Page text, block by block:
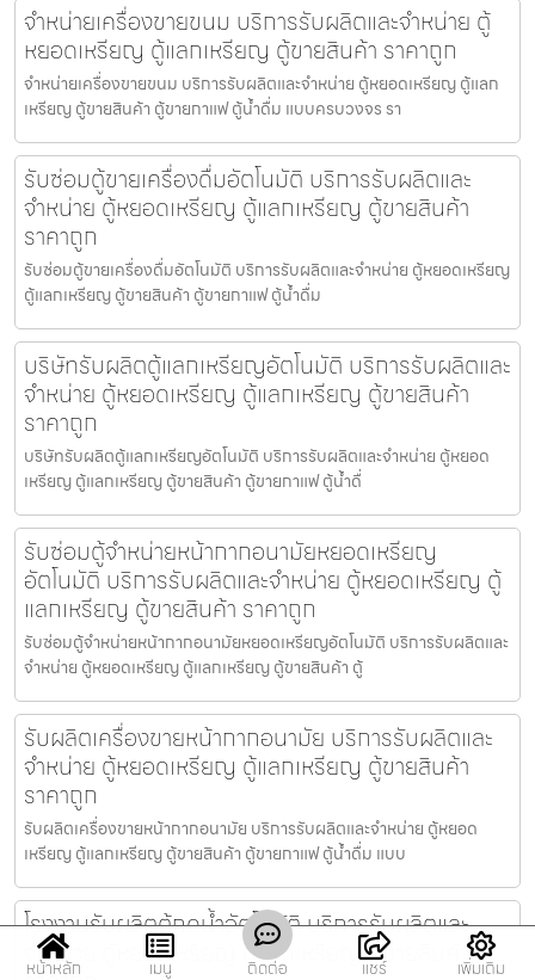
จำหน่ายเครื่องขายขนม บริการรับผลิตและจำหน่าย ตู้
หยอดเหรียญ ตู้แลกเหรียญ ตู้ขายสินค้า ราคาถูก
จำหน่ายเครื่องขายขนม บริการรับผลิตและจำหน่าย ตู้หยอดเหรียญ ตู้แลก
เหรียญ ตู้ขายสินค้า ตู้ขายกาแฟ ตู้น้ำดื่ม แบบครบวงจร รา
รับซ่อมตู้ขายเครื่องดื่ม​อัตโนมัติ บริการรับผลิตและ
จำหน่าย ตู้หยอดเหรียญ ตู้แลกเหรียญ ตู้ขายสินค้า
ราคาถูก
รับซ่อมตู้ขายเครื่องดื่ม​อัตโนมัติ บริการรับผลิตและจำหน่าย ตู้หยอดเหรียญ
ตู้แลกเหรียญ ตู้ขายสินค้า ตู้ขายกาแฟ ตู้น้ำดื่ม
บริษัทรับผลิตตู้แลกเหรียญ​อัตโนมัติ บริการรับผลิตและ
จำหน่าย ตู้หยอดเหรียญ ตู้แลกเหรียญ ตู้ขายสินค้า
ราคาถูก
บริษัทรับผลิตตู้แลกเหรียญ​อัตโนมัติ บริการรับผลิตและจำหน่าย ตู้หยอด
เหรียญ ตู้แลกเหรียญ ตู้ขายสินค้า ตู้ขายกาแฟ ตู้น้ำดื่
รับซ่อมตู้จำหน่ายหน้ากากอนามัยหยอดเหรียญ​​​
อัตโนมัติ บริการรับผลิตและจำหน่าย ตู้หยอดเหรียญ ตู้
แลกเหรียญ ตู้ขายสินค้า ราคาถูก
รับซ่อมตู้จำหน่ายหน้ากากอนามัยหยอดเหรียญ​​​อัตโนมัติ บริการรับผลิตและ
จำหน่าย ตู้หยอดเหรียญ ตู้แลกเหรียญ ตู้ขายสินค้า ตู้
รับผลิตเครื่องขายหน้ากากอนามัย บริการรับผลิตและ
จำหน่าย ตู้หยอดเหรียญ ตู้แลกเหรียญ ตู้ขายสินค้า
ราคาถูก
รับผลิตเครื่องขายหน้ากากอนามัย บริการรับผลิตและจำหน่าย ตู้หยอด
เหรียญ ตู้แลกเหรียญ ตู้ขายสินค้า ตู้ขายกาแฟ ตู้น้ำดื่ม แบบ
โรงงานรับผลิตตู้กดน้ำ​อัตโนมัติ บริการรับผลิตและ
จำหน่าย ตู้หยอดเหรียญ ตู้แลกเหรียญ ตู้ขายสินค้า
หน้าหลัก เมนู ติดต่อ แชร์ เพิ่มเติม